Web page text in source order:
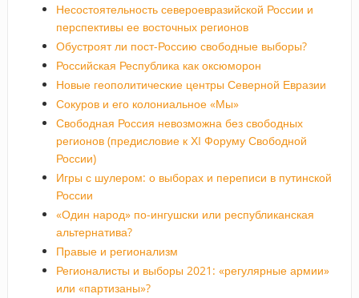
Несостоятельность североевразийской России и
перспективы ее восточных регионов
Обустроят ли пост-Россию свободные выборы?
Российская Республика как оксюморон
Новые геополитические центры Северной Евразии
Сокуров и его колониальное «Мы»
Свободная Россия невозможна без свободных
регионов (предисловие к ХI Форуму Свободной
России)
Игры с шулером: о выборах и переписи в путинской
России
«Один народ» по-ингушски или республиканская
альтернатива?
Правые и регионализм
Регионалисты и выборы 2021: «регулярные армии»
или «партизаны»?